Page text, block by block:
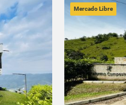
Mercado Libre